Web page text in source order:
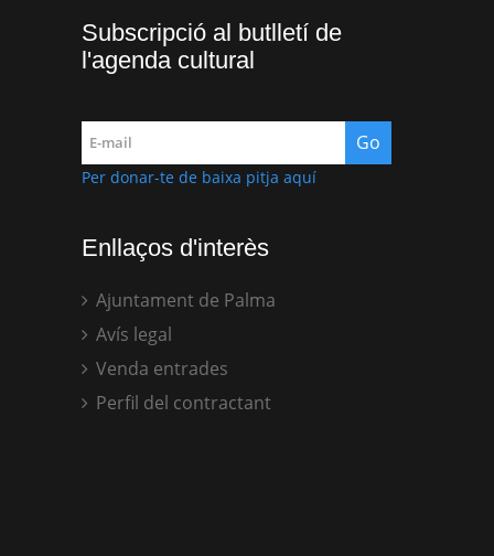
Subscripció al butlletí de
l'agenda cultural
Per donar-te de baixa pitja aquí
Enllaços d'interès
Ajuntament de Palma
Avís legal
Venda entrades
Perfil del contractant